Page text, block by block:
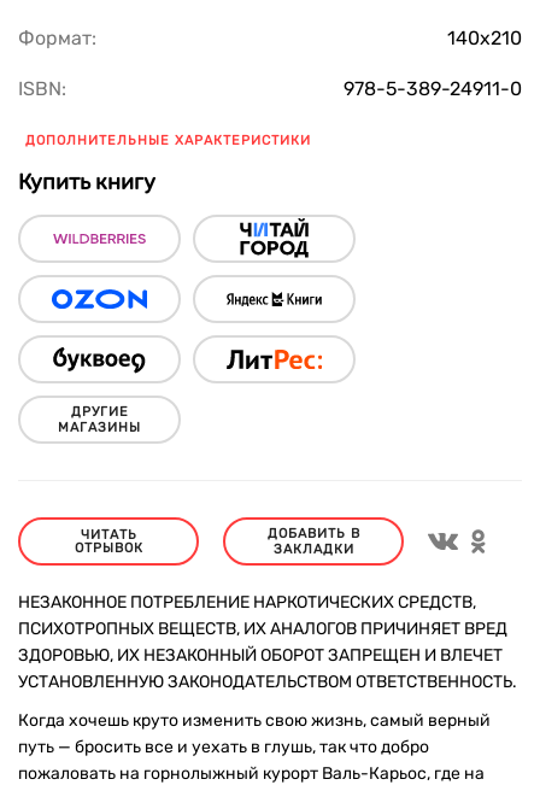
Формат: 140х210
ISBN: 978-5-389-24911-0
ДОПОЛНИТЕЛЬНЫЕ ХАРАКТЕРИСТИКИ
Купить книгу
ДРУГИЕ
МАГАЗИНЫ
ЧИТАТЬ
ОТРЫВОК
ДОБАВИТЬ В
ЗАКЛАДКИ
НЕЗАКОННОЕ ПОТРЕБЛЕНИЕ НАРКОТИЧЕСКИХ СРЕДСТВ,
ПСИХОТРОПНЫХ ВЕЩЕСТВ, ИХ АНАЛОГОВ ПРИЧИНЯЕТ ВРЕД
ЗДОРОВЬЮ, ИХ НЕЗАКОННЫЙ ОБОРОТ ЗАПРЕЩЕН И ВЛЕЧЕТ
УСТАНОВЛЕННУЮ ЗАКОНОДАТЕЛЬСТВОМ ОТВЕТСТВЕННОСТЬ.
Когда хочешь круто изменить свою жизнь, самый верный
путь — бросить все и уехать в глушь, так что добро
пожаловать на горнолыжный курорт Валь-Карьос, где на